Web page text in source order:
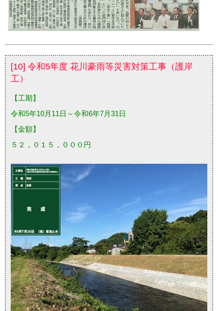
[10] 令和5年度 花川豪雨等災害対策工事（護岸
工）
【工期】
令和5年10月11日～令和6年7月31日
【金額】
５２，０１５，０００円